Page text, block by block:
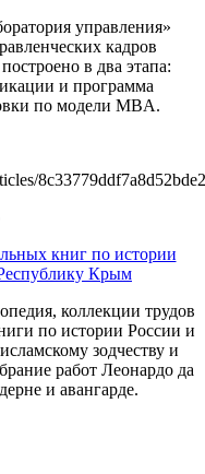
управления»
кадров
в два этапа:
и программа
по модели MBA.
книг по истории
Крым
коллекции трудов
по истории России и
зодчеству и
работ Леонардо да
и авангарде.